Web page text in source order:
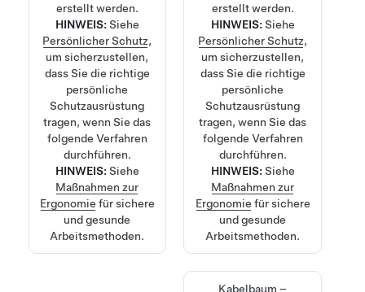
erstellt werden.
HINWEIS: Siehe
Persönlicher Schutz,
um sicherzustellen,
dass Sie die richtige
persönliche
Schutzausrüstung
tragen, wenn Sie das
folgende Verfahren
durchführen.
HINWEIS: Siehe
Maßnahmen zur
Ergonomie für sichere
und gesunde
Arbeitsmethoden.
erstellt werden.
HINWEIS: Siehe
Persönlicher Schutz,
um sicherzustellen,
dass Sie die richtige
persönliche
Schutzausrüstung
tragen, wenn Sie das
folgende Verfahren
durchführen.
HINWEIS: Siehe
Maßnahmen zur
Ergonomie für sichere
und gesunde
Arbeitsmethoden.
Kabelbaum –